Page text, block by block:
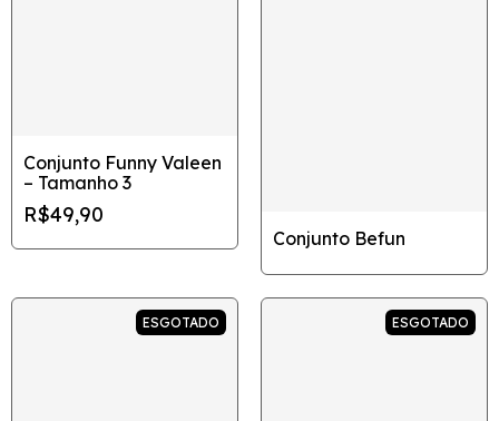
Conjunto Funny Valeen
– Tamanho 3
R$49,90
Conjunto Befun
ESGOTADO ESGOTADO